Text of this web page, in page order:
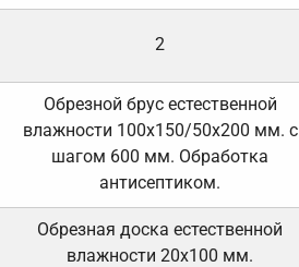
2
Обрезной брус естественной
влажности 100х150/50х200 мм. с
шагом 600 мм. Обработка
антисептиком.
Обрезная доска естественной
влажности 20х100 мм.